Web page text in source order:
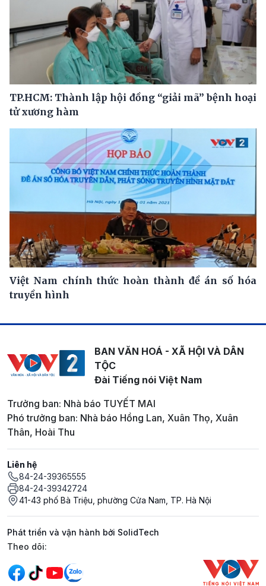
TP.HCM: Thành lập hội đồng “giải mã” bệnh hoại
tử xương hàm
Việt Nam chính thức hoàn thành đề án số hóa
truyền hình
BAN VĂN HOÁ - XÃ HỘI VÀ DÂN
TỘC
Đài Tiếng nói Việt Nam
Trưởng ban: Nhà báo TUYẾT MAI
Phó trưởng ban: Nhà báo Hồng Lan, Xuân Thọ, Xuân
Thân, Hoài Thu
Liên hệ
84-24-39365555
84-24-39342724
41-43 phố Bà Triệu, phường Cửa Nam, TP. Hà Nội
Phát triển và vận hành bởi SolidTech
Mạng xã hội
Theo dõi: